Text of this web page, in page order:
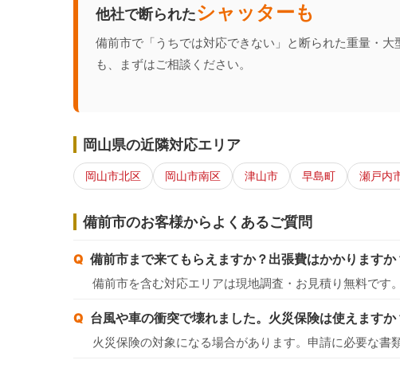
他社で断られたシャッターも
備前市で「うちでは対応できない」と断られた重量・大
も、まずはご相談ください。
岡山県の近隣対応エリア
岡山市北区 岡山市南区 津山市 早島町 瀬戸内
備前市のお客様からよくあるご質問
備前市まで来てもらえますか？出張費はかかりますか
備前市を含む対応エリアは現地調査・お見積り無料です
台風や車の衝突で壊れました。火災保険は使えますか
火災保険の対象になる場合があります。申請に必要な書